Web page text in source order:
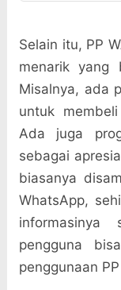
Selain itu, PP
menarik yang
Misalnya, ada
untuk
Ada juga
sebagai
biasanya
WhatsApp,
informasinya
pengguna
penggunaan